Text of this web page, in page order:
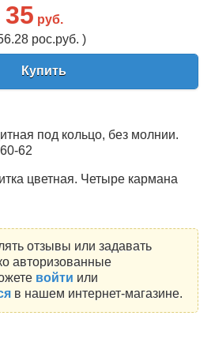
35 руб.
рос.руб. )
Купить
под кольцо, без молнии.
62
цветная. Четыре кармана
отзывы или задавать
авторизованные
войти или
в нашем интернет-магазине.